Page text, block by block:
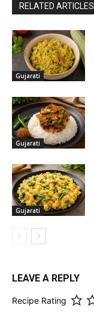
RELATED ARTICLES
Gujarati
Gujarati
Gujarati
LEAVE A REPLY
Recipe Rating